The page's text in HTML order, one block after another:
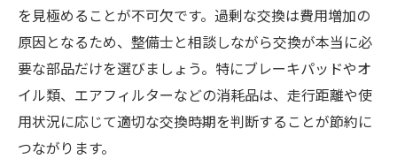
を見極めることが不可欠です。過剰な交換は費用増加の
原因となるため、整備士と相談しながら交換が本当に必
要な部品だけを選びましょう。特にブレーキパッドやオ
イル類、エアフィルターなどの消耗品は、走行距離や使
用状況に応じて適切な交換時期を判断することが節約に
つながります。